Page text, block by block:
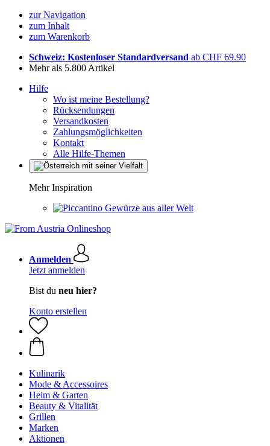
zur Navigation
zum Inhalt
zum Warenkorb
Schweiz: Kostenloser Standardversand ab CHF 69.90
Mehr als 5.800 Artikel
Hilfe
Wo ist meine Bestellung?
Rücksendungen
Versandkosten
Zahlungsmöglichkeiten
Kontakt
Alle Hilfe-Themen
Mehr Inspiration
Gewürze aus aller Welt
Anmelden
Jetzt anmelden
Bist du neu hier?
Konto erstellen
Kulinarik
Mode & Accessoires
Heim & Garten
Beauty & Vitalität
Grillen
Marken
Aktionen